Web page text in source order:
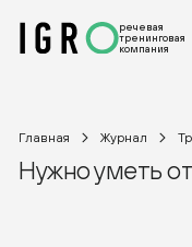
речевая
тренинговая
компания
Главная Журнал
Нужно уметь